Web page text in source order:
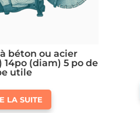
béton ou acier
14po (diam) 5 po de
utile
LA SUITE